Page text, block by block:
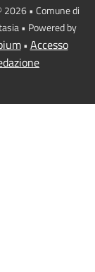
• Comune di
• Powered by
• Accesso